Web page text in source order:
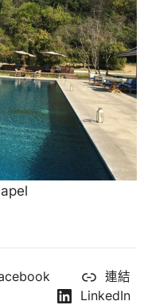
連結
LinkedIn